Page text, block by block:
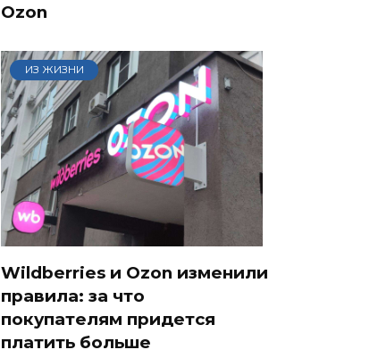
Ozon
ИЗ ЖИЗНИ
Wildberries и Ozon изменили
правила: за что
покупателям придется
платить больше